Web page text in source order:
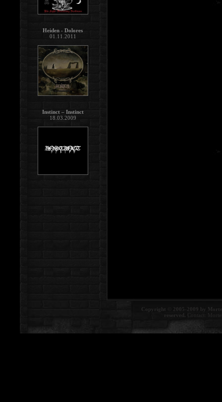
Copyright © 2005-2009 by
reserved. Contact:
Heiden - Dolores
01.11.2011
Instinct – Instinct
18.03.2009